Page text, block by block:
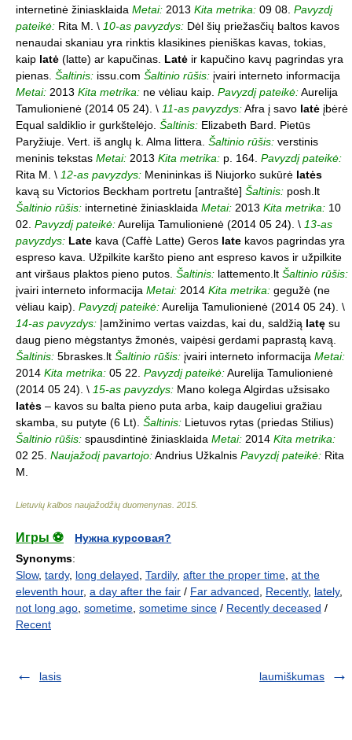
internetinė žiniasklaida Metai: 2013 Kita metrika: 09 08. Pavyzdį
pateikė: Rita M. \ 10-as pavyzdys: Dėl šių priežasčių baltos kavos
nenaudai skaniau yra rinktis klasikines pieniškas kavas, tokias,
kaip latė (latte) ar kapučinas. Latė ir kapučino kavų pagrindas yra
pienas. Šaltinis: issu.com Šaltinio rūšis: įvairi interneto informacija
Metai: 2013 Kita metrika: ne vėliau kaip. Pavyzdį pateikė:Aurelija
Tamulionienė (2014 05 24). \ 11-as pavyzdys:Afra į savo latė įbėrė
Equal saldiklio ir gurkštelėjo. Šaltinis: Elizabeth Bard. Pietūs
Paryžiuje. Vert. iš anglų k. Alma littera. Šaltinio rūšis: verstinis
meninis tekstas Metai: 2013 Kita metrika: p. 164. Pavyzdį pateikė:
Rita M. \ 12-as pavyzdys: Menininkas iš Niujorko sukūrė latės
kavą su Victorios Beckham portretu [antraštė] Šaltinis: posh.lt
Šaltinio rūšis: internetinė žiniasklaida Metai: 2013 Kita metrika: 10
02. Pavyzdį pateikė:Aurelija Tamulionienė (2014 05 24). \ 13-as
pavyzdys: Late kava (Caffè Latte) Geros late kavos pagrindas yra
espreso kava. Užpilkite karšto pieno ant espreso kavos ir užpilkite
ant viršaus plaktos pieno putos. Šaltinis: lattemento.lt Šaltinio rūšis:
įvairi interneto informacija Metai: 2014 Kita metrika: gegužė (ne
vėliau kaip). Pavyzdį pateikė:Aurelija Tamulionienė (2014 05 24). \
14-as pavyzdys: Įamžinimo vertas vaizdas, kai du, saldžią latę su
daug pieno mėgstantys žmonės, vaipėsi gerdami paprastą kavą.
Šaltinis: 5braskes.lt Šaltinio rūšis: įvairi interneto informacija Metai:
2014 Kita metrika: 05 22. Pavyzdį pateikė:Aurelija Tamulionienė
(2014 05 24). \ 15-as pavyzdys: Mano kolega Algirdas užsisako
latės – kavos su balta pieno puta arba, kaip daugeliui gražiau
skamba, su putyte (6 Lt). Šaltinis: Lietuvos rytas (priedas Stilius)
Šaltinio rūšis: spausdintinė žiniasklaida Metai: 2014 Kita metrika:
02 25. Naujažodį pavartojo:Andrius Užkalnis Pavyzdį pateikė: Rita
M.
Lietuvių kalbos naujažodžių duomenynas 2015
Игры ⚽
Нужна курсовая?
Synonyms:
Slow, tardy, long delayed Tardily, after the proper time at the
eleventh hour, a day after the fair / Far advanced Recently, lately,
not long ago sometime sometime since / Recently deceased /
Recent
lasis laumiškumas